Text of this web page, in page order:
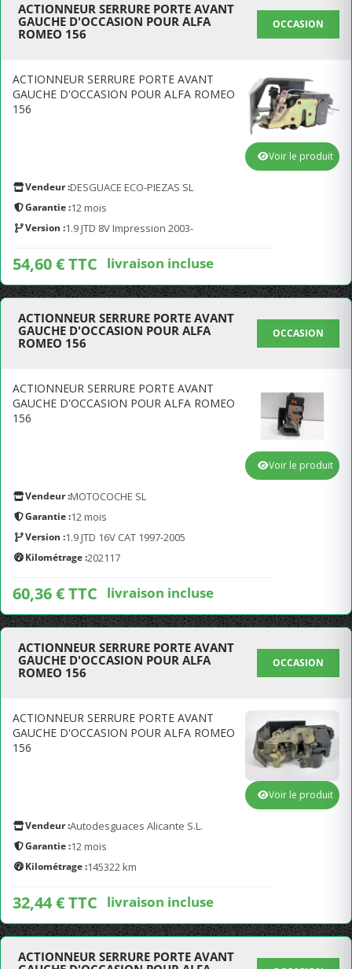
ACTIONNEUR SERRURE PORTE AVANT
GAUCHE D'OCCASION POUR ALFA
ROMEO 156
OCCASION
ACTIONNEUR SERRURE PORTE AVANT
GAUCHE D'OCCASION POUR ALFA ROMEO
156
Vendeur :DESGUACE ECO-PIEZAS SL
Garantie :12 mois
Version :1.9 JTD 8V Impression 2003-
54,60 € TTC livraison incluse
Voir le produit
ACTIONNEUR SERRURE PORTE AVANT
GAUCHE D'OCCASION POUR ALFA
ROMEO 156
OCCASION
ACTIONNEUR SERRURE PORTE AVANT
GAUCHE D'OCCASION POUR ALFA ROMEO
156
Vendeur :MOTOCOCHE SL
Garantie :12 mois
Version :1.9 JTD 16V CAT 1997-2005
Kilométrage :202117
60,36 € TTC livraison incluse
Voir le produit
ACTIONNEUR SERRURE PORTE AVANT
GAUCHE D'OCCASION POUR ALFA
ROMEO 156
OCCASION
ACTIONNEUR SERRURE PORTE AVANT
GAUCHE D'OCCASION POUR ALFA ROMEO
156
Vendeur :Autodesguaces Alicante S.L.
Garantie :12 mois
Kilométrage :145322 km
32,44 € TTC livraison incluse
Voir le produit
ACTIONNEUR SERRURE PORTE AVANT